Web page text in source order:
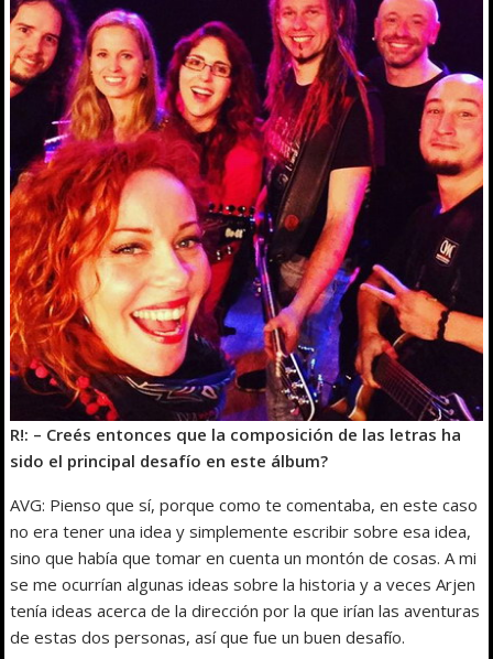
R!: – Creés entonces que la composición de las letras ha
sido el principal desafío en este álbum?
AVG: Pienso que sí, porque como te comentaba, en este caso
no era tener una idea y simplemente escribir sobre esa idea,
sino que había que tomar en cuenta un montón de cosas. A mi
se me ocurrían algunas ideas sobre la historia y a veces Arjen
tenía ideas acerca de la dirección por la que irían las aventuras
de estas dos personas, así que fue un buen desafío.